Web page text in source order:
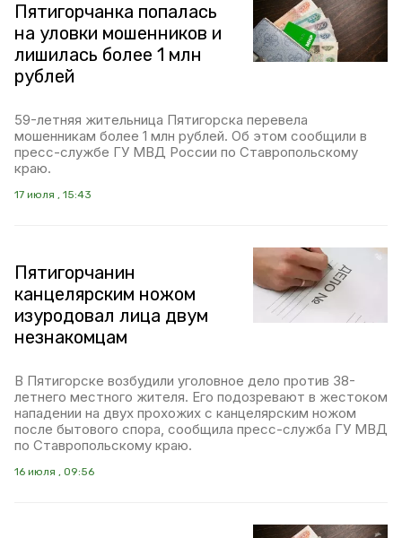
Пятигорчанка попалась
на уловки мошенников и
лишилась более 1 млн
рублей
59-летняя жительница Пятигорска перевела
мошенникам более 1 млн рублей. Об этом сообщили в
пресс-службе ГУ МВД России по Ставропольскому
краю.
17 июля , 15:43
Пятигорчанин
канцелярским ножом
изуродовал лица двум
незнакомцам
В Пятигорске возбудили уголовное дело против 38-
летнего местного жителя. Его подозревают в жестоком
нападении на двух прохожих с канцелярским ножом
после бытового спора, сообщила пресс-служба ГУ МВД
по Ставропольскому краю.
16 июля , 09:56